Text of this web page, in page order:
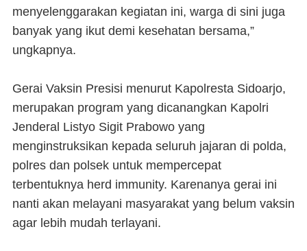
menyelenggarakan kegiatan ini, warga di sini juga
banyak yang ikut demi kesehatan bersama,”
ungkapnya.
Gerai Vaksin Presisi menurut Kapolresta Sidoarjo,
merupakan program yang dicanangkan Kapolri
Jenderal Listyo Sigit Prabowo yang
menginstruksikan kepada seluruh jajaran di polda,
polres dan polsek untuk mempercepat
terbentuknya herd immunity. Karenanya gerai ini
nanti akan melayani masyarakat yang belum vaksin
agar lebih mudah terlayani.